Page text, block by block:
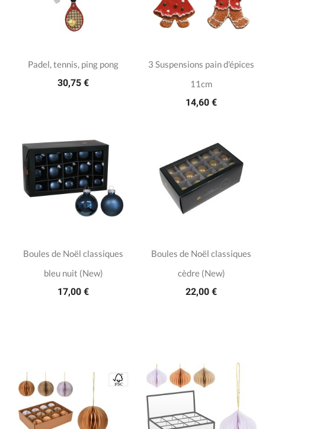
Padel, tennis, ping pong
30,75 €
3 Suspensions pain d'épices
11cm
14,60 €
Boules de Noël classiques
bleu nuit (New)
17,00 €
Boules de Noël classiques
cèdre (New)
22,00 €